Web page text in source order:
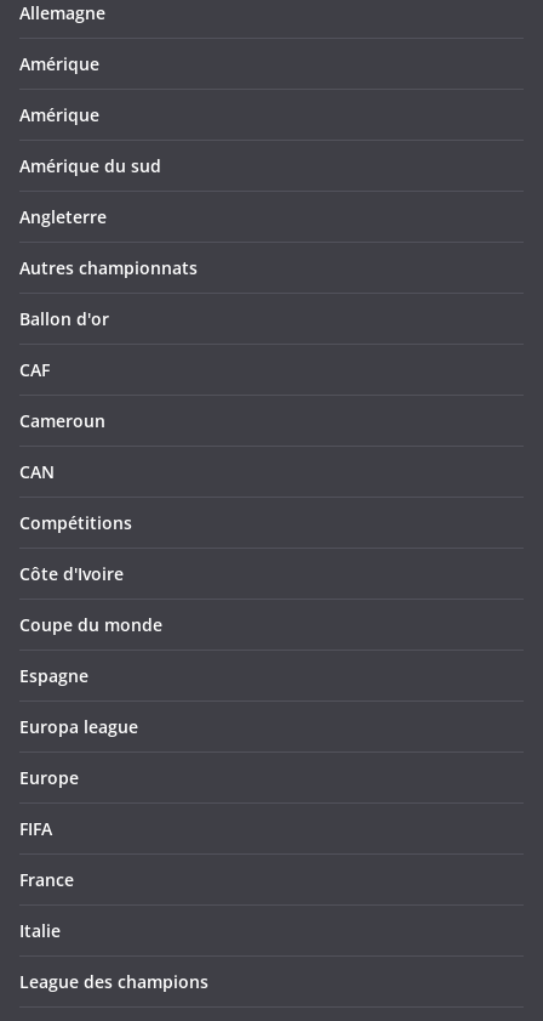
Allemagne
Amérique
Amérique
Amérique du sud
Angleterre
Autres championnats
Ballon d'or
CAF
Cameroun
CAN
Compétitions
Côte d'Ivoire
Coupe du monde
Espagne
Europa league
Europe
FIFA
France
Italie
League des champions